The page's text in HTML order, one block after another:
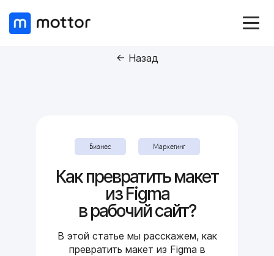
← Назад
Бизнес Маркетинг
Как превратить макет
из Figma
в рабочий сайт?
В этой статье мы расскажем, как
превратить макет из Figma в